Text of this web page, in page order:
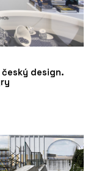
český design.